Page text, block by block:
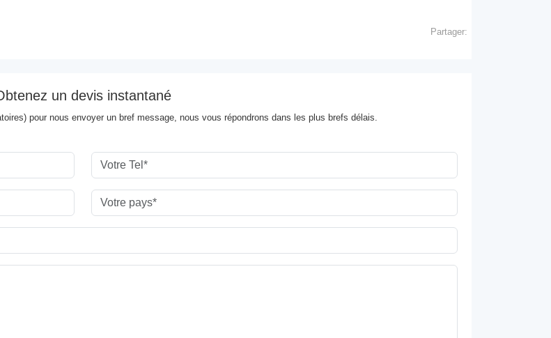
Partager:
un devis instantané
pour nous envoyer un bref message, nous vous répondrons dans les plus brefs délais.